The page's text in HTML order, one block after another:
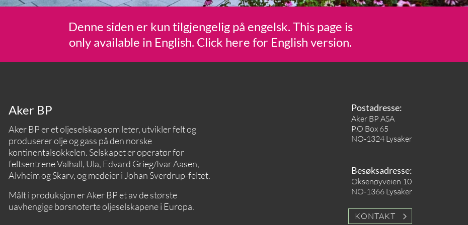
Denne siden er kun tilgjengelig på engelsk. This page is
only available in English. Click here for English version.
Aker BP
Aker BP er et oljeselskap som leter, utvikler felt og
produserer olje og gass på den norske
kontinentalsokkelen. Selskapet er operatør for
feltsentrene Valhall, Ula, Edvard Grieg/Ivar Aasen,
Alvheim og Skarv, og medeier i Johan Sverdrup-feltet.
Målt i produksjon er Aker BP et av de største
uavhengige børsnoterte oljeselskapene i Europa.
Postadresse:
Aker BP ASA
P.O Box 65
NO-1324 Lysaker
Besøksadresse:
Oksenøyveien 10
NO-1366 Lysaker
KONTAKT